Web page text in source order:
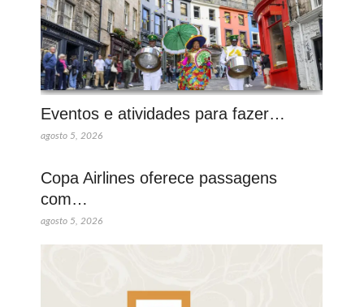
Eventos e atividades para fazer…
agosto 5, 2026
Copa Airlines oferece passagens
com…
agosto 5, 2026